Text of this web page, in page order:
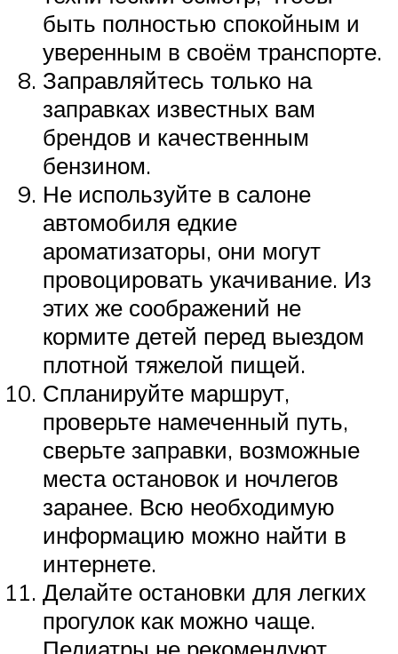
быть полностью спокойным и
уверенным в своём транспорте.
Заправляйтесь только на
заправках известных вам
брендов и качественным
бензином.
Не используйте в салоне
автомобиля едкие
ароматизаторы, они могут
провоцировать укачивание. Из
этих же соображений не
кормите детей перед выездом
плотной тяжелой пищей.
Спланируйте маршрут,
проверьте намеченный путь,
сверьте заправки, возможные
места остановок и ночлегов
заранее. Всю необходимую
информацию можно найти в
интернете.
Делайте остановки для легких
прогулок как можно чаще.